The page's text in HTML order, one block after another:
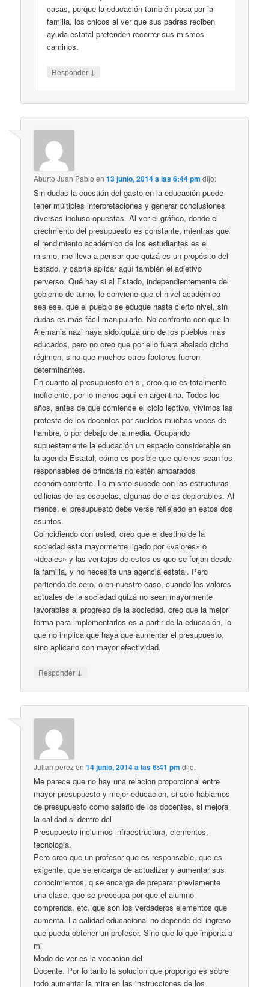
casas, porque la educación también pasa por la
familia, los chicos al ver que sus padres reciben
ayuda estatal pretenden recorrer sus mismos
caminos.
Responder ↓
Aburto Juan Pablo en13 junio, 2014 a las 6:44 pm dijo:
Sin dudas la cuestión del gasto en la educación puede
tener múltiples interpretaciones y generar conclusiones
diversas incluso opuestas. Al ver el gráfico, donde el
crecimiento del presupuesto es constante, mientras que
el rendimiento académico de los estudiantes es el
mismo, me lleva a pensar que quizá es un propósito del
Estado, y cabría aplicar aquí también el adjetivo
perverso. Qué hay si al Estado, independientemente del
gobierno de turno, le conviene que el nivel académico
sea ese, que el pueblo se eduque hasta cierto nivel, sin
dudas es más fácil manipularlo. No confronto con que la
Alemania nazi haya sido quizá uno de los pueblos más
educados, pero no creo que por ello fuera abalado dicho
régimen, sino que muchos otros factores fueron
determinantes.
En cuanto al presupuesto en si, creo que es totalmente
ineficiente, por lo menos aquí en argentina. Todos los
años, antes de que comience el ciclo lectivo, vivimos las
protesta de los docentes por sueldos muchas veces de
hambre, o por debajo de la media. Ocupando
supuestamente la educación un espacio considerable en
la agenda Estatal, cómo es posible que quienes sean los
responsables de brindarla no estén amparados
económicamente. Lo mismo sucede con las estructuras
edilicias de las escuelas, algunas de ellas deplorables. Al
menos, el presupuesto debe verse reflejado en estos dos
asuntos.
Coincidiendo con usted, creo que el destino de la
sociedad esta mayormente ligado por «valores» o
«ideales» y las ventajas de estos es que se forjan desde
la familia, y no necesita una agencia estatal. Pero
partiendo de cero, o en nuestro caso, cuando los valores
actuales de la sociedad quizá no sean mayormente
favorables al progreso de la sociedad, creo que la mejor
forma para implementarlos es a partir de la educación, lo
que no implica que haya que aumentar el presupuesto,
sino aplicarlo con mayor efectividad.
Responder ↓
Julian perezen14 junio, 2014 a las 6:41 pm dijo:
Me parece que no hay una relacion proporcional entre
mayor presupuesto y mejor educacion, si solo hablamos
de presupuesto como salario de los docentes, si mejora
la calidad si dentro del
Presupuesto incluimos infraestructura, elementos,
tecnologia.
Pero creo que un profesor que es responsable, que es
exigente, que se encarga de actualizar y aumentar sus
conocimientos, q se encarga de preparar previamente
una clase, que se preocupa por que el alumno
comprenda, etc, que son los verdaderos elementos que
aumenta. La calidad educacional no depende del ingreso
que pueda obtener un profesor. Sino que lo que importa a
mi
Modo de ver es la vocacion del
Docente. Por lo tanto la solucion que propongo es sobre
todo aumentar la mira en las instrucciones de los